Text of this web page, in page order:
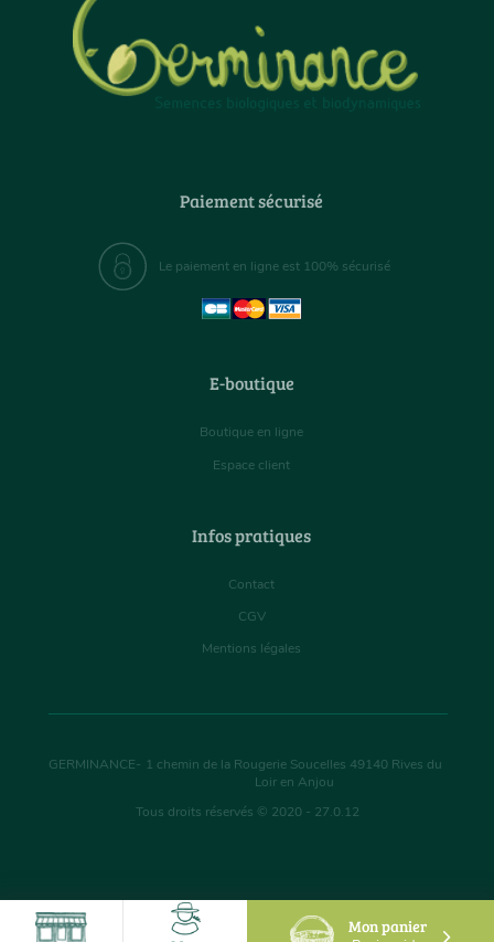
Mon panier
Paiement sécurisé
Le paiement en ligne est 100% sécurisé
E-boutique
Boutique en ligne
Espace client
Infos pratiques
Contact
CGV
Mentions légales
GERMINANCE- 1 chemin de la Rougerie Soucelles 49140 Rives du
Loir en Anjou
Tous droits réservés © 2020 - 27.0.12